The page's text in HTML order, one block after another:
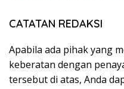
CATATAN REDAKSI
Apabila ada pihak yang
keberatan dengan
tersebut di atas, Anda